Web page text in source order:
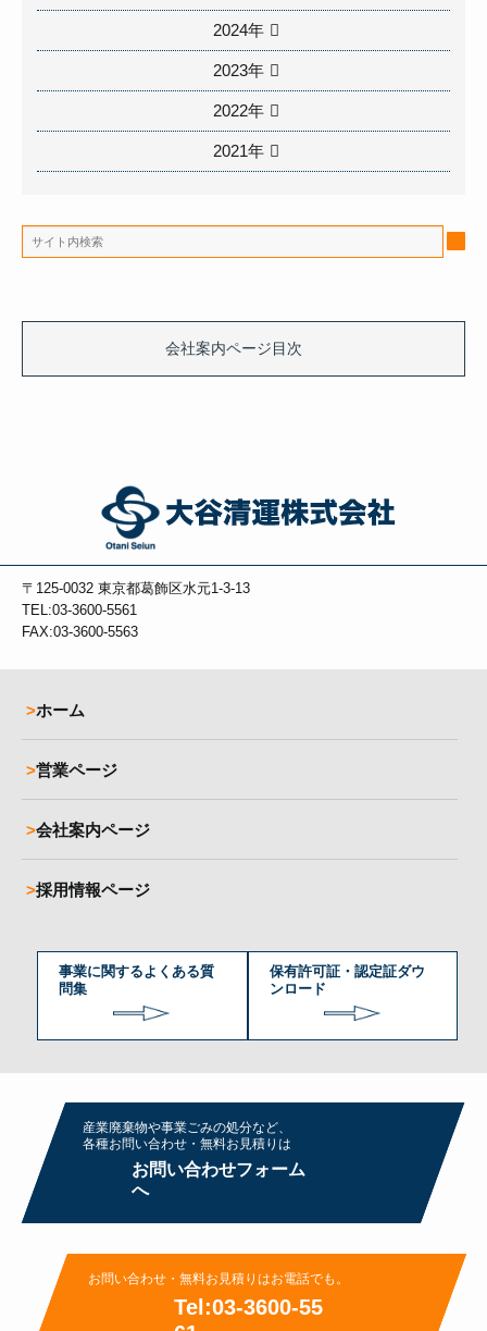
2024年
2023年
2022年
2021年
会社案内ページ目次
〒125-0032 東京都葛飾区水元1-3-13
TEL:03-3600-5561
FAX:03-3600-5563
ホーム
営業ページ
会社案内ページ
採用情報ページ
事業に関するよくある質
問集
保有許可証・認定証ダウ
ンロード
産業廃棄物や事業ごみの処分など、
各種お問い合わせ・無料お⾒積りは
お問い合わせフォーム
へ
お問い合わせ・無料お⾒積りはお電話でも。
Tel:03-3600-55